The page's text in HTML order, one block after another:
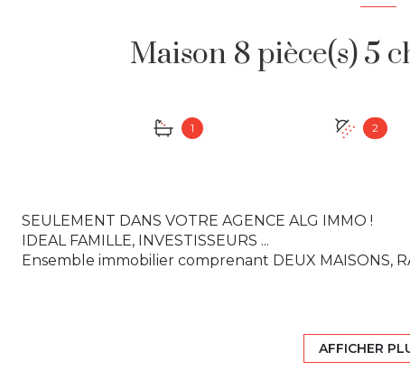
1 2
SEULEMENT DANS VOTRE AGENCE ALG IMMO !
IDEAL FAMILLE, INVESTISSEURS ...
Ensemble immobilier comprenant DEUX MAISONS,
Une maison familiale de 100m² comprenant en rez-
Une entrée, une pièce de vie lumineuse donnant sur
AFFICHER